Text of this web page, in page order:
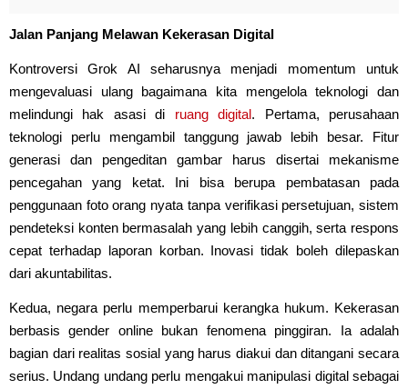
Jalan Panjang Melawan Kekerasan Digital
Kontroversi Grok AI seharusnya menjadi momentum untuk
mengevaluasi ulang bagaimana kita mengelola teknologi dan
melindungi hak asasi di ruang digital. Pertama, perusahaan
teknologi perlu mengambil tanggung jawab lebih besar. Fitur
generasi dan pengeditan gambar harus disertai mekanisme
pencegahan yang ketat. Ini bisa berupa pembatasan pada
penggunaan foto orang nyata tanpa verifikasi persetujuan, sistem
pendeteksi konten bermasalah yang lebih canggih, serta respons
cepat terhadap laporan korban. Inovasi tidak boleh dilepaskan
dari akuntabilitas.
Kedua, negara perlu memperbarui kerangka hukum. Kekerasan
berbasis gender online bukan fenomena pinggiran. Ia adalah
bagian dari realitas sosial yang harus diakui dan ditangani secara
serius. Undang undang perlu mengakui manipulasi digital sebagai